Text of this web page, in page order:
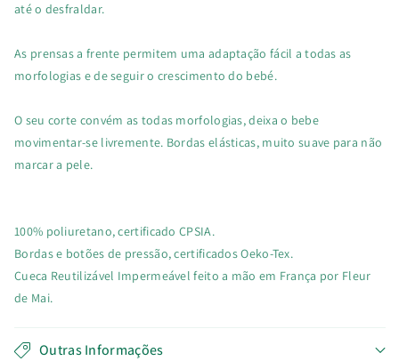
até o desfraldar.
As prensas a frente permitem uma adaptação fácil a todas as
morfologias e de seguir o crescimento do bebé.
O seu corte convém as todas morfologias, deixa o bebe
movimentar-se livremente. Bordas elásticas, muito suave para não
marcar a pele.
100% poliuretano, certificado CPSIA.
Bordas e botões de pressão, certificados Oeko-Tex.
Cueca Reutilizável Impermeável feito a mão em França por Fleur
de Mai.
Outras Informações